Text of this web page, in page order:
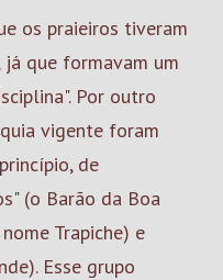
os praieiros tiveram
que formavam um
Por outro
vigente foram
de
(o Barão da Boa
Trapiche) e
Esse grupo